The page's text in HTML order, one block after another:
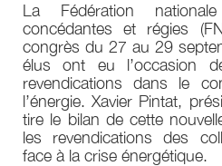
La Fédération
concédantes et régies
congrès du 27 au 29
élus ont eu l’occasion
revendications dans le
l’énergie. Xavier Pintat,
tire le bilan de cette
les revendications des
face à la crise énergétique.